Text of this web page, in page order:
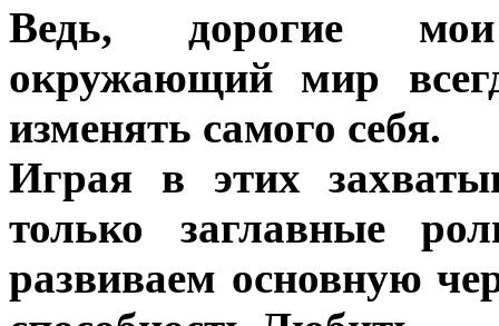
Ведь, дорогие мои
окружающий мир
изменять самого себя.
Играя в этих
только заглавные
развиваем основную